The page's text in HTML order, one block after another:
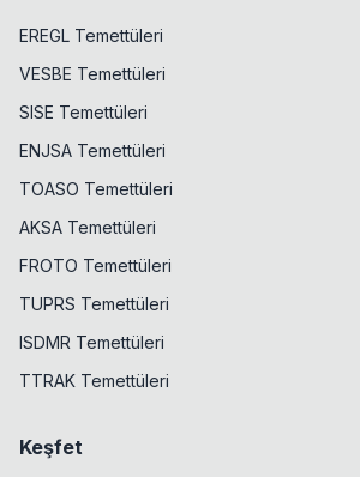
EREGL Temettüleri
VESBE Temettüleri
SISE Temettüleri
ENJSA Temettüleri
TOASO Temettüleri
AKSA Temettüleri
FROTO Temettüleri
TUPRS Temettüleri
ISDMR Temettüleri
TTRAK Temettüleri
Keşfet